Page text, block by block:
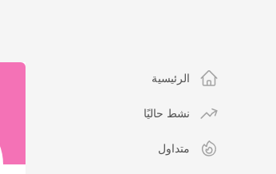
الرئيسية
نشط حاليًا
متداول